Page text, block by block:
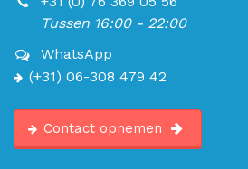
Tussen 16:00 - 22:00
WhatsApp
(+31) 06-308 479 42
Contact opnemen